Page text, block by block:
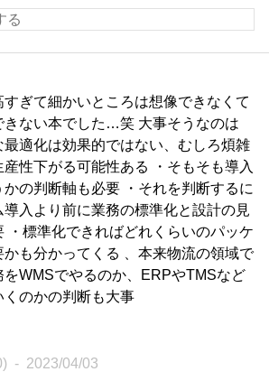
すぎて細かいところは想像できなくて
きない本でした…笑 大事そうなのは
最適化は効果的ではない、むしろ煩雑
産性下がる可能性ある ・そもそも導入
かの判断軸も必要 ・それを判断するに
導入より前に業務の標準化と設計の見
・標準化できればどれくらいのパッケ
かも分かってくる 、本来物流の領域で
をWMSでやるのか、ERPやTMSなど
くのかの判断も大事
2023/04/03